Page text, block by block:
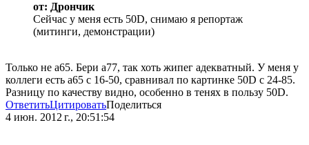
от: Дрончик
Сейчас у меня есть 50D, снимаю я репортаж
(митинги, демонстрации)
Только не а65. Бери а77, так хоть жипег адекватный. У меня у
коллеги есть а65 с 16-50, сравнивал по картинке 50D с 24-85.
Разницу по качеству видно, особенно в тенях в пользу 50D.
ОтветитьЦитироватьПоделиться
4 июн. 2012 г., 20:51:54